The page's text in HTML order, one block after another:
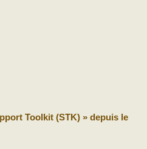
Toolkit (STK) » depuis le